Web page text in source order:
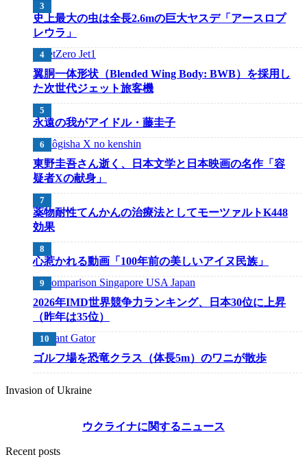
史上最大の虫は全長2.6mの巨大ヤスデ「アースロプ
レウラ」
翼胴一体形状（Blended Wing Body: BWB）を採用し
た次世代ジェット旅客機
永遠の我がアイドル・藤圭子
東野圭吾さん逝く、日本文学と日本映画の名作「容
疑者Xの献身」
薬物耐性てんかんの治療法としてモーツァルトK448
効果
心惹かれる動画「100年前の美しいアイヌ民族」
2026年IMD世界競争力ランキング、日本30位に上昇
（昨年は35位）
ゴルフ場を恐竜クラス（体長5m）のワニが散歩
Invasion of Ukraine
ウクライナに関するニュース
Recent posts